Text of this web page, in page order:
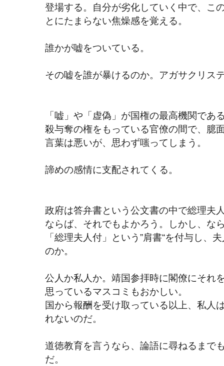
登場する。自分が劣化していく中で、こ
とにたまらない焦燥感を覚える。
誰かが嘘をついている。
その嘘を誰が暴けるのか。アガサクリス
「嘘」や「虚偽」が国権の最高機関で
殺与奪の権をもっている官僚の間で、臆
言葉は悪いが、思わず嗤ってしまう。
諦めの感情に支配されてくる。
政府は答弁書という公文書の中で総理夫
ならば、それでもよかろう。しかし、な
「総理夫人付」という”肩書“を付与し、
のか。
公人か私人か。靖国参拝時に閣僚にそれ
思っているマスコミもおかしい。
国から報酬を受け取っている以上、私人
れないのだ。
道徳教育を言うなら、論語に尋ねるまで
だ。